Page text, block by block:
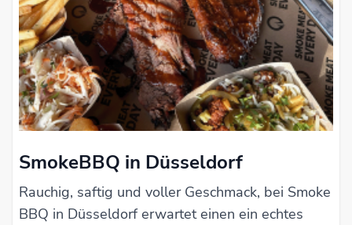
SmokeBBQ in Düsseldorf
Rauchig, saftig und voller Geschmack, bei Smoke
BBQ in Düsseldorf erwartet einen ein echtes